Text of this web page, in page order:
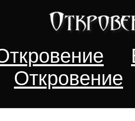
Откровение